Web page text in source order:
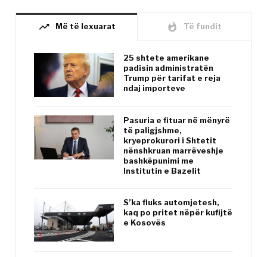
trending_up Më të lexuarat whatshot Të fundit
25 shtete amerikane
padisin administratën
Trump për tarifat e reja
ndaj importeve
Pasuria e fituar në mënyrë
të paligjshme,
kryeprokurori i Shtetit
nënshkruan marrëveshje
bashkëpunimi me
Institutin e Bazelit
S’ka fluks automjetesh,
kaq po pritet nëpër kufijtë
e Kosovës